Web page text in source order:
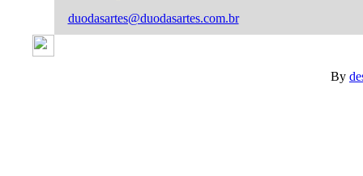
duodasartes@duodasartes.com.br
By